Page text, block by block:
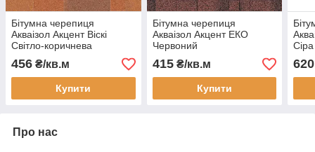
Бітумна черепиця
Акваізол Акцент Віскі
Світло-коричнева
456 ₴/кв.м
Купити
Бітумна черепиця
Акваізол Акцент ЕКО
Червоний
415₴/кв.м
Купити
Сіра
620
Про нас